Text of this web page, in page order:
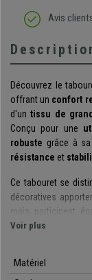
Avis
Découvrez le
offrant un confort
d'untissu de
Conçu pour une
robuste grâce à sa
résistance et
Ce tabouret se
décoratives
mais participent
aération de l’assise
s’intégrer
Voir plus
Matériel